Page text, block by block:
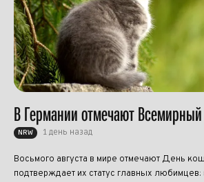
В Германии отмечают
NRW 1 день назад
Восьмого августа в мире отмечают День
подтверждает их статус главных любимцев: